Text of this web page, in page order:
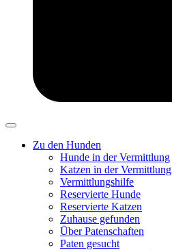
Zu den Hunden
Hunde in der Vermittlung
Katzen in der Vermittlung
Vermittlungshilfe
Reservierte Hunde
Reservierte Katzen
Zuhause gefunden
Über Patenschaften
Paten gesucht